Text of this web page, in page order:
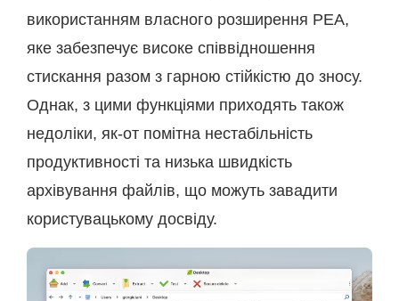
використанням власного розширення PEA,
яке забезпечує високе співвідношення
стискання разом з гарною стійкістю до зносу.
Однак, з цими функціями приходять також
недоліки, як-от помітна нестабільність
продуктивності та низька швидкість
архівування файлів, що можуть завадити
користувацькому досвіду.